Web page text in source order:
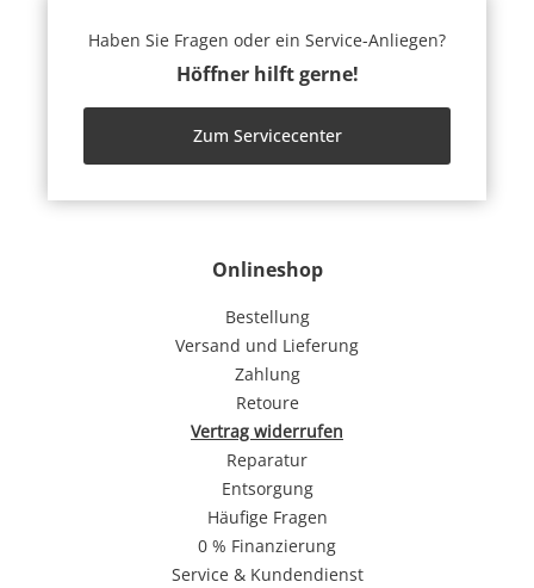
Onlineshop
Bestellung
Versand und Lieferung
Zahlung
Retoure
Vertrag widerrufen
Reparatur
Entsorgung
Häufige Fragen
0 % Finanzierung
Service & Kundendienst
Haben Sie Fragen oder ein Service-Anliegen?
Höffner hilft gerne!
Zum Servicecenter